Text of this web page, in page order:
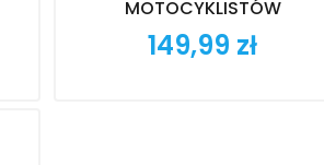
MOTOCYKLISTÓW
Cena
149,99 zł